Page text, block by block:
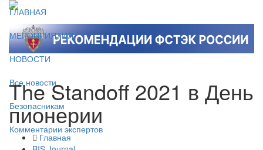
ГЛАВНАЯ
МЕРОПРИЯТИЯ
НОВОСТИ
Все новости
Безопасникам
Комментарии экспертов
The Standoff 2021 в День
пионерии
Главная